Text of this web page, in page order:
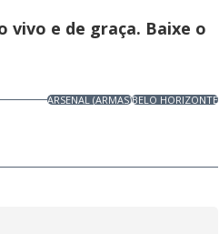
vivo e de graça. Baixe o
ARSENAL (ARMAS)BELO HORIZONTE